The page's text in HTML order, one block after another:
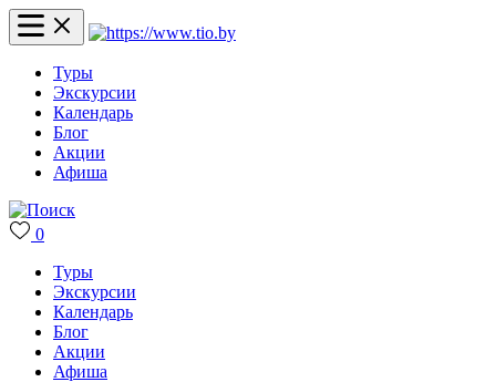
Туры
Экскурсии
Календарь
Блог
Акции
Афиша
0
Туры
Экскурсии
Календарь
Блог
Акции
Афиша